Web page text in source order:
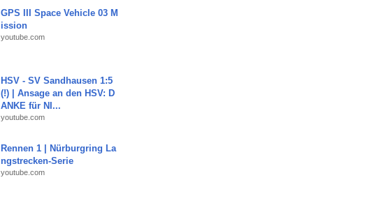
GPS III Space Vehicle 03 M
ission
youtube.com
HSV - SV Sandhausen 1:5
(!) | Ansage an den HSV: D
ANKE für NI...
youtube.com
Rennen 1 | Nürburgring La
ngstrecken-Serie
youtube.com